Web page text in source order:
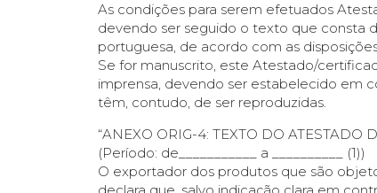
As condições para serem efetuados
devendo ser seguido o texto que consta
portuguesa, de acordo com as
Se for manuscrito, este Atestado/
imprensa, devendo ser estabelecido em
têm, contudo, de ser reproduzidas.
“ANEXO ORIG-4: TEXTO DO ATESTADO
(Período: de___________ a __________ (1))
O exportador dos produtos que são